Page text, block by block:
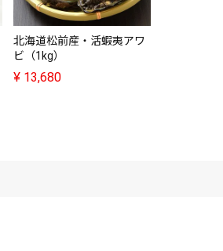
北海道松前産・活蝦夷アワ
ビ（1kg）
¥ 13,680